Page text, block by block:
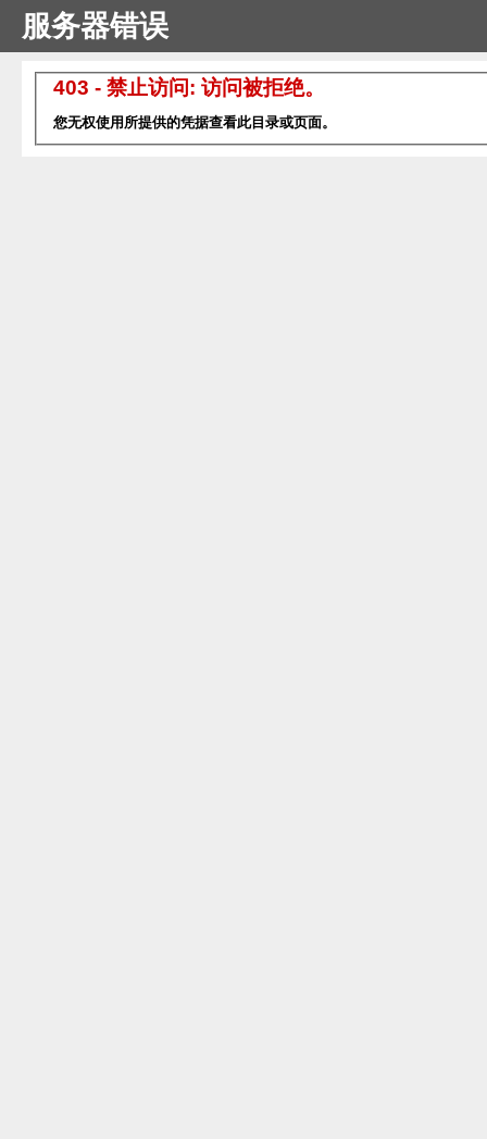
服务器错误
403 - 禁止访问: 访问被拒绝。
您无权使用所提供的凭据查看此目录或页面。